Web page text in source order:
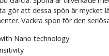
gör att dessa spön är mycket
Vackra spön för den
Nano technology